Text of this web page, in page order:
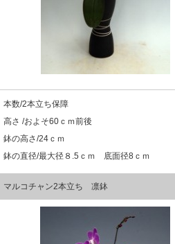
本数/2本立ち保障
高さ /およそ60ｃｍ前後
鉢の高さ/24ｃｍ
鉢の直径/最大径８.5ｃｍ 底面径8ｃｍ
マルコチャン2本立ち 凛鉢